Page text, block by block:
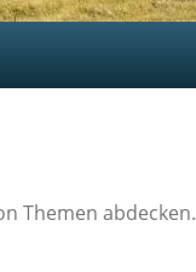
Themen abdecken.